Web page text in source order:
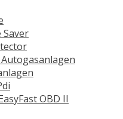
Saver
OBD II